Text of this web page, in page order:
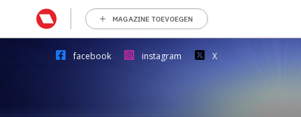
MAGAZINE TOEVOEGEN
facebook instagram X